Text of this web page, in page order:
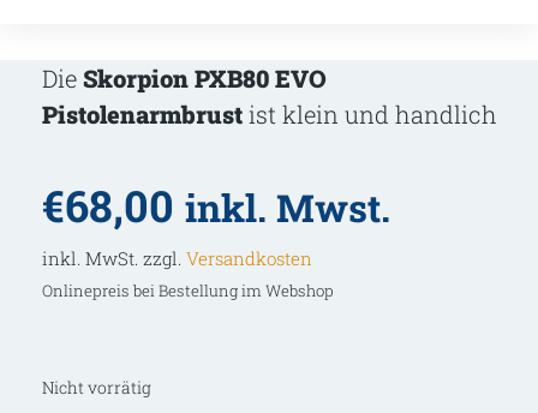
DieSkorpion PXB80 EVO
Pistolenarmbrustist klein und handlich
€68,00 inkl. Mwst.
inkl. MwSt. zzgl. Versandkosten
Onlinepreis bei Bestellung im Webshop
Nicht vorrätig